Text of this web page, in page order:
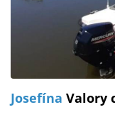
Josefína Valory